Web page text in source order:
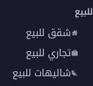
للبيع
شقق للبيع
تجاري للبيع
شاليهات للبيع